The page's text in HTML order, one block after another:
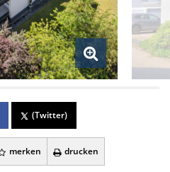
(Twitter)
merken drucken